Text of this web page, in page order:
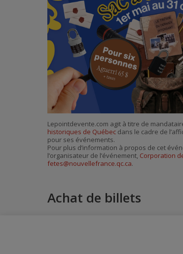
Lepointdevente.com agit à titre de
historiques de Québec dans le cadre de
pour ses événements.
Pour plus d’information à propos de cet
l’organisateur de l’événement, Corporation
fetes@nouvellefrance.qc.ca.
Achat de billets